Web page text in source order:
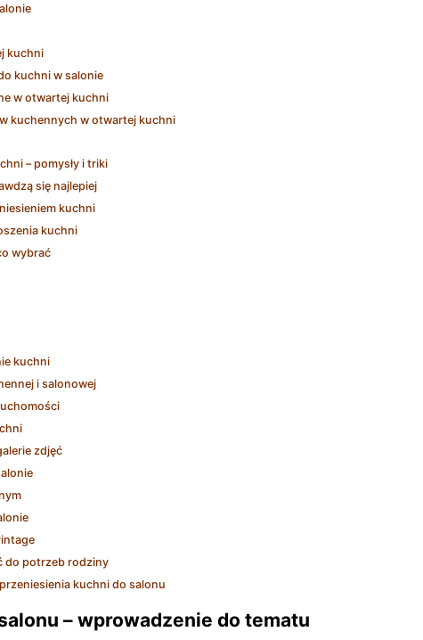
kuchni
kuchni w salonie
w otwartej kuchni
kuchennych w otwartej kuchni
– pomysły i triki
się najlepiej
kuchni
kuchni
wybrać
kuchni
i salonowej
zdjęć
do potrzeb rodziny
kuchni do salonu
– wprowadzenie do tematu